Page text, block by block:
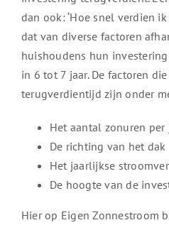
dan ook: ‘Hoe snel verdien
dat van diverse factoren
huishoudens hun
in 6 tot 7 jaar. De factoren
terugverdientijd zijn onder
Het aantal zonuren per
De richting van het dak
Het jaarlijkse
De hoogte van de
Hier op Eigen Zonnestroom